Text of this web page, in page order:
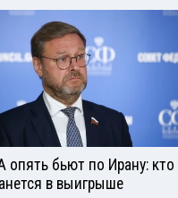
опять бьют по Ирану: кто
в выигрыше